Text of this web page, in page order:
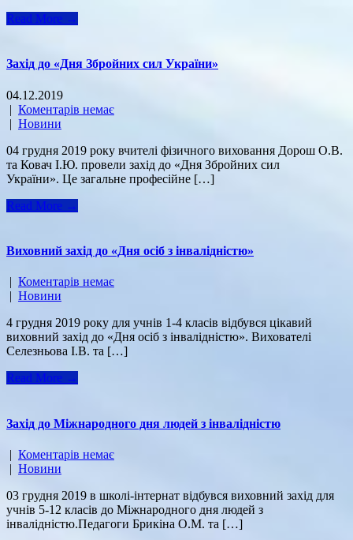
Read More →
Захід до «Дня Збройних сил України»
04.12.2019
| Коментарів немає
| Новини
04 грудня 2019 року вчителі фізичного виховання Дорош О.В.
та Ковач І.Ю. провели захід до «Дня Збройних сил
України». Це загальне професійне […]
Read More →
Виховний захід до «Дня осіб з інвалідністю»
| Коментарів немає
| Новини
4 грудня 2019 року для учнів 1-4 класів відбувся цікавий
виховний захід до «Дня осіб з інвалідністю». Вихователі
Селезньова І.В. та […]
Read More →
Захід до Міжнародного дня людей з інвалідністю
| Коментарів немає
| Новини
03 грудня 2019 в школі-інтернат відбувся виховний захід для
учнів 5-12 класів до Міжнародного дня людей з
інвалідністю.Педагоги Брикіна О.М. та […]